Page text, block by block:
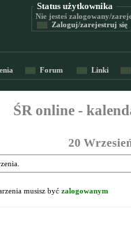
Status użytkownika
Nie jesteś zalogowany/
Zaloguj/zarejestruj się
Forum Linki
ŚR online -
20
musisz być zalogowanym